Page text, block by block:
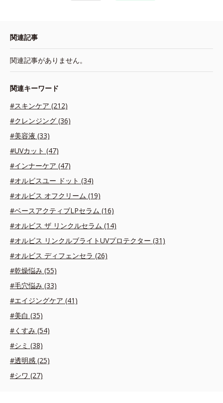
関連記事
関連記事がありません。
関連キーワード
#スキンケア (212)
#クレンジング (36)
#美容液 (33)
#UVカット (47)
#インナーケア (47)
#オルビスユー ドット (34)
#オルビス オフクリーム (19)
#ベースアクティブLPセラム (16)
#オルビス ザ リンクルセラム (14)
#オルビス リンクルブライトUVプロテクター (31)
#オルビス ディフェンセラ (26)
#乾燥悩み (55)
#毛穴悩み (33)
#エイジングケア (41)
#美白 (35)
#くすみ (54)
#シミ (38)
#透明感 (25)
#シワ (27)